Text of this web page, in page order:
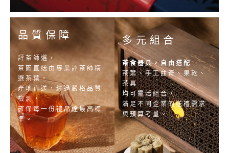
品質保障
評茶師選，
茶園直送由專業評茶師精
選茶葉，
產地直送，經過嚴格品質
檢測，
確保每一份禮品達最高標
準。
多元組合
茶食器具，自由搭配
茶葉、手工曲奇、果乾、
茶具
均可靈活組合，
滿足不同企業的送禮需求
與預算考量。